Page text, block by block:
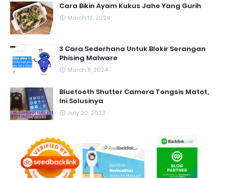
Cara Bikin Ayam Kukus Jahe Yang Gurih
March 13, 2024
3 Cara Sederhana Untuk Blokir Serangan
Phising Malware
March 11, 2024
Bluetooth Shutter Camera Tongsis Matot,
Ini Solusinya
July 20, 2023